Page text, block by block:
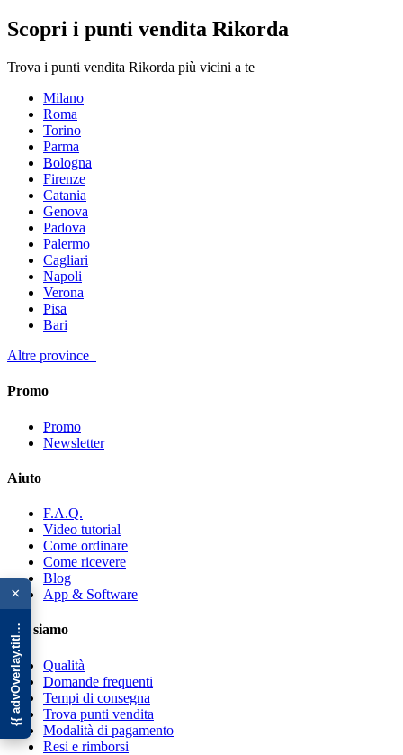
×
{{ advOverlay.title || 'Promo' }}
Scopri i punti vendita Rikorda
Trova i punti vendita Rikorda più vicini a te
Milano
Roma
Torino
Parma
Bologna
Firenze
Catania
Genova
Padova
Palermo
Cagliari
Napoli
Verona
Pisa
Bari
Altre province
Promo
Promo
Newsletter
Aiuto
F.A.Q.
Video tutorial
Come ordinare
Come ricevere
Blog
App & Software
Chi siamo
Qualità
Domande frequenti
Tempi di consegna
Trova punti vendita
Modalità di pagamento
Resi e rimborsi